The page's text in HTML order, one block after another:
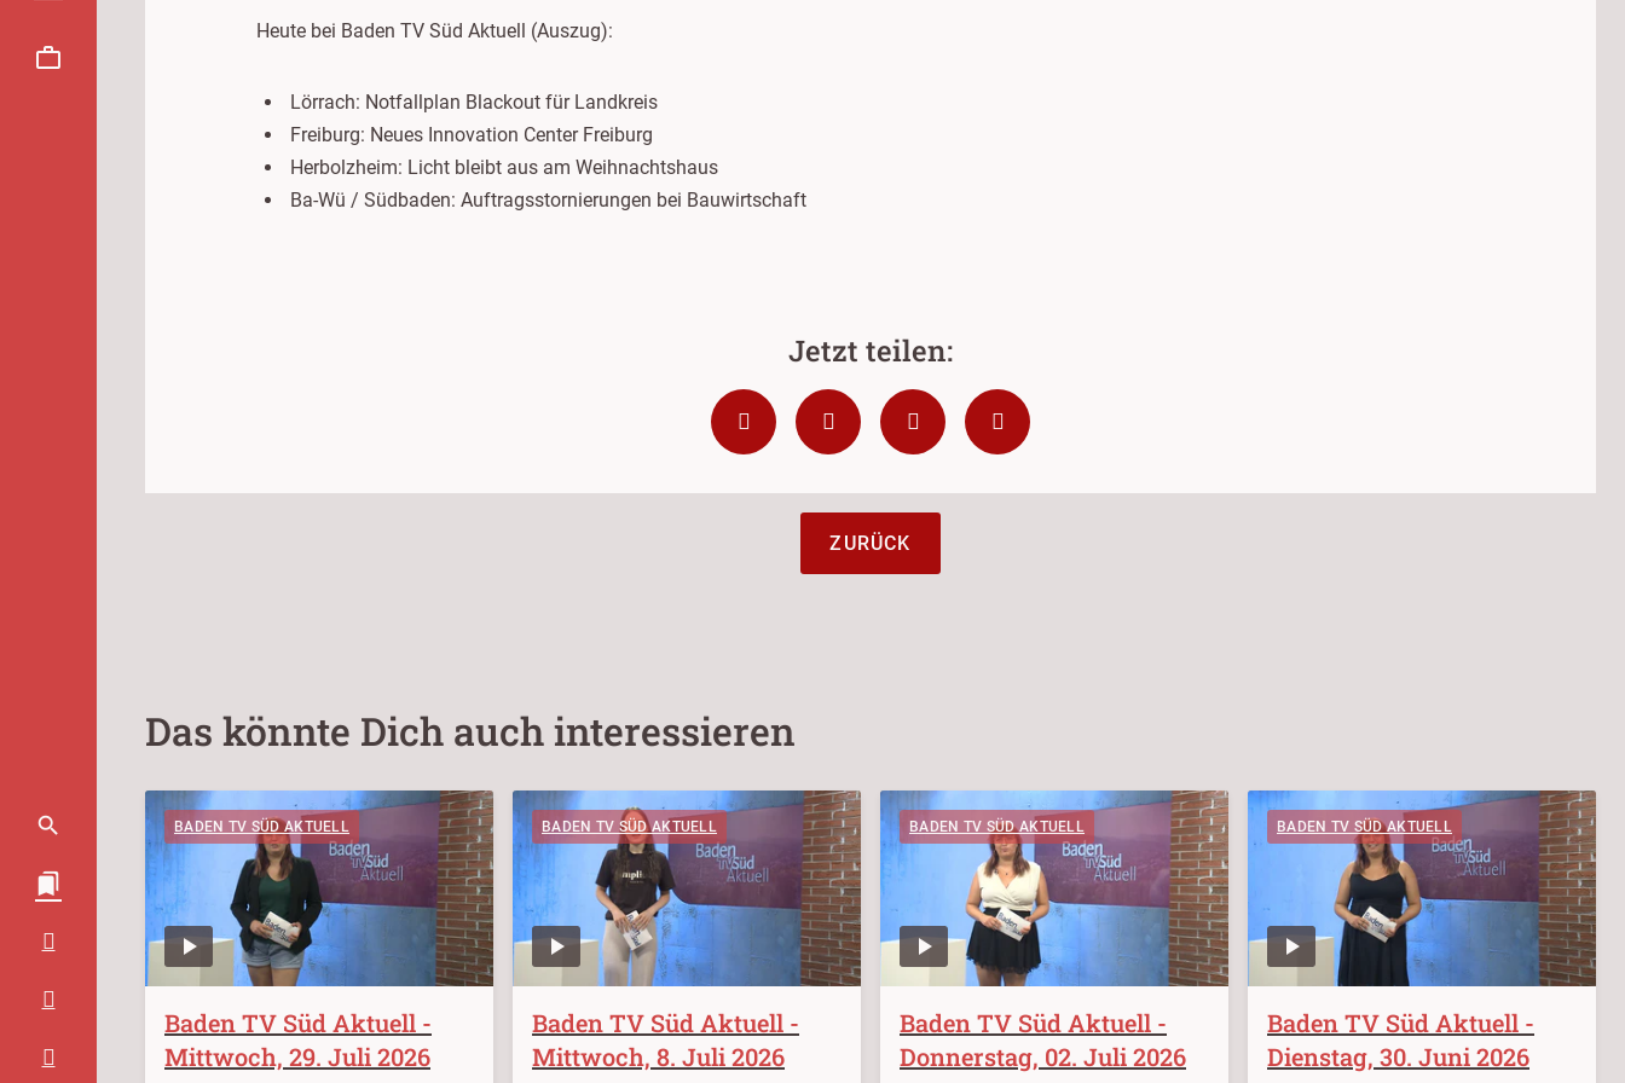
Heute bei Baden TV Süd Aktuell (Auszug):
Lörrach: Notfallplan Blackout für Landkreis
Freiburg: Neues Innovation Center Freiburg
Herbolzheim: Licht bleibt aus am Weihnachtshaus
Ba-Wü / Südbaden: Auftragsstornierungen bei Bauwirtschaft
ZURÜCK
Das könnte Dich auch interessieren
BADEN TV SÜD AKTUELL
Baden TV Süd Aktuell -
Mittwoch, 29. Juli 2026
BADEN TV SÜD AKTUELL
Baden TV Süd Aktuell -
Mittwoch, 8. Juli 2026
BADEN TV SÜD AKTUELL
Baden TV Süd Aktuell -
Donnerstag, 02. Juli 2026
BADEN TV SÜD AKTUELL
Baden TV Süd Aktuell -
Dienstag, 30. Juni 2026